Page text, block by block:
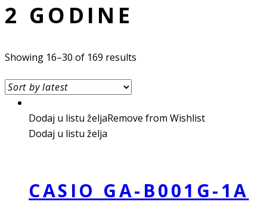
2 GODINE
Showing 16–30 of 169 results
Dodaj u listu željaRemove from Wishlist
Dodaj u listu želja
CASIO GA-B001G-1A